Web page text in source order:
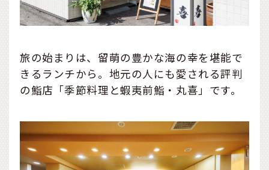
旅の始まりは、留萌の豊かな海の幸を堪能で
きるランチから。地元の人にも愛される評判
の鮨店「季節料理と蝦夷前鮨・丸喜」です。